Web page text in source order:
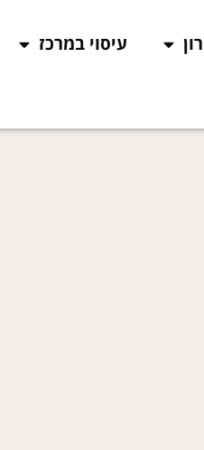
עיסוי במרכז